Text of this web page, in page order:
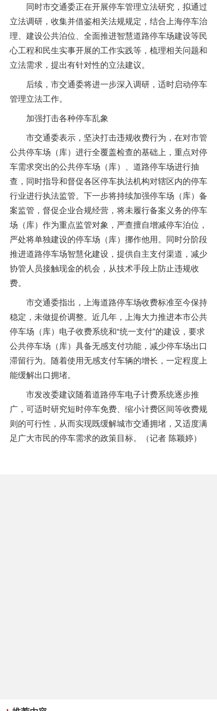
同时市交通委正在开展停车管理立法研究，拟通过
立法调研，收集并借鉴相关法规规定，结合上海停车治
理、建设公共泊位、全面推进智慧道路停车场建设等民
心工程和民生实事开展的工作实践等，梳理相关问题和
立法需求，提出有针对性的立法建议。
后续，市交通委将进一步深入调研，适时启动停车
管理立法工作。
加强打击各种停车乱象
市交通委表示，坚决打击违规收费行为，在对市管
公共停车场（库）进行全覆盖检查的基础上，重点对停
车需求突出的公共停车场（库）、道路停车场进行抽
查，同时指导和督促各区停车执法机构对辖区内的停车
行业进行执法监管。下一步将持续加强停车场（库）备
案监管，督促企业合规经营，将未履行备案义务的停车
场（库）作为重点监管对象，严查擅自增减停车泊位，
严处将单独建设的停车场（库）挪作他用。同时分阶段
推进道路停车场智慧化建设，提供自主支付渠道，减少
协管人员接触现金的机会，从技术手段上防止违规收
费。
市交通委指出，上海道路停车场收费标准至今保持
稳定，未做提价调整。近几年，上海大力推进本市公共
停车场（库）电子收费系统和“统一支付”的建设，要求
公共停车场（库）具备无感支付功能，减少停车场出口
滞留行为。随着使用无感支付车辆的增长，一定程度上
能缓解出口拥堵。
市发改委建议随着道路停车电子计费系统逐步推
广，可适时研究短时停车免费、缩小计费区间等收费规
则的可行性，从而实现既缓解城市交通拥堵，又适度满
足广大市民的停车需求的政策目标。（记者 陈颖婷）